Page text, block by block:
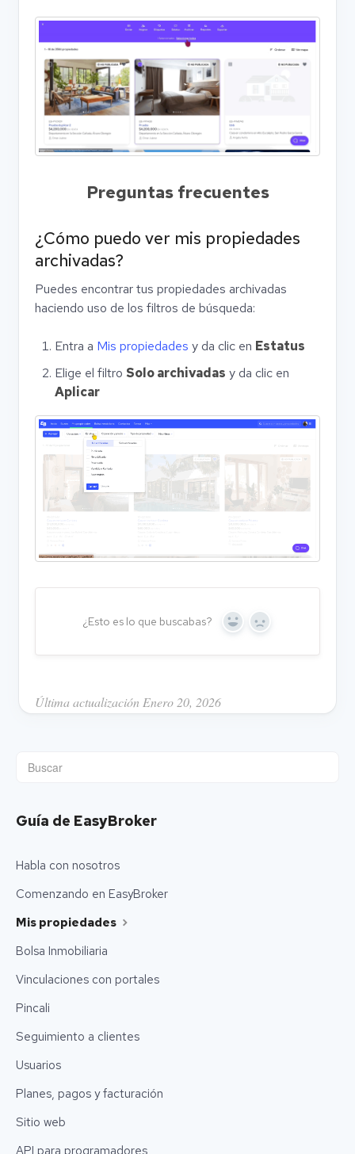
Preguntas frecuentes
¿Cómo puedo ver mis propiedades
archivadas?
Puedes encontrar tus propiedades archivadas
haciendo uso de los filtros de búsqueda:
Entra a Mis propiedades y da clic en Estatus
Elige el filtro Solo archivadas y da clic en
Aplicar
¿Esto es lo que buscabas?
Y
s
N
Última actualización Enero 20, 2026
Guía de EasyBroker
Habla con nosotros
Comenzando en EasyBroker
Mis propiedades
Bolsa Inmobiliaria
Vinculaciones con portales
Pincali
Seguimiento a clientes
Usuarios
Planes, pagos y facturación
Sitio web
API para programadores